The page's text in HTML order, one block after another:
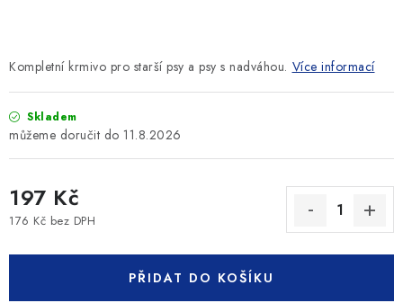
Podmínky ochrany osobních údajů
Kompletní krmivo pro starší psy a psy s nadváhou. Více informací
Skladem
11.8.2026
197 Kč
176 Kč bez DPH
PŘIDAT DO KOŠÍKU